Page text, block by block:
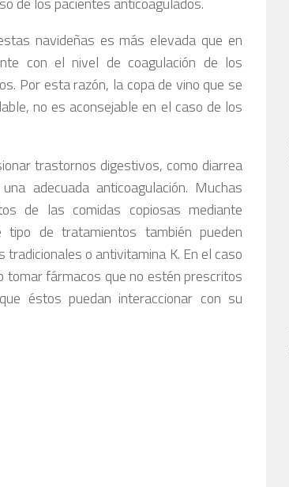
navideñas es más elevada que en
con el nivel de coagulación de los
Por esta razón, la copa de vino que se
no es aconsejable en el caso de los
trastornos digestivos, como diarrea
adecuada anticoagulación. Muchas
de las comidas copiosas mediante
de tratamientos también pueden
o antivitamina K. En el caso
tomar fármacos que no estén prescritos
éstos puedan interaccionar con su